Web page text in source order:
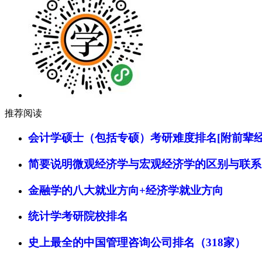
推荐阅读
会计学硕士（包括专硕）考研难度排名[附前辈
简要说明微观经济学与宏观经济学的区别与联系
金融学的八大就业方向+经济学就业方向
统计学考研院校排名
史上最全的中国管理咨询公司排名（318家）